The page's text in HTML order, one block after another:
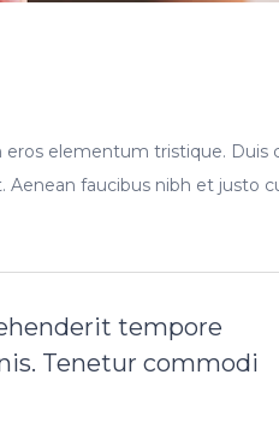
elementum tristique. Duis
faucibus nibh et justo
tempore
Tenetur commodi